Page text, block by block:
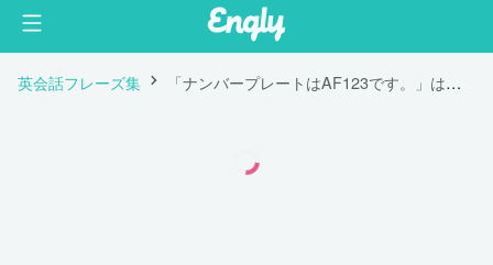
英会話フレーズ集 「ナンバープレートはAF123です。」は英語で "The license plate is AF123."